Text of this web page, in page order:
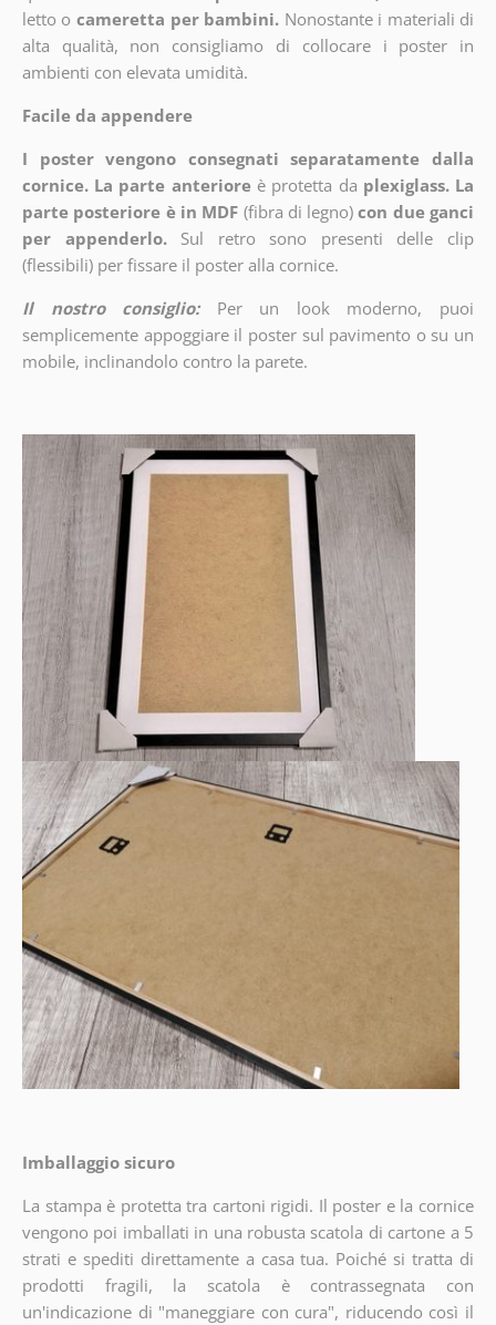
letto o cameretta per bambini. Nonostante i materiali di
alta qualità, non consigliamo di collocare i poster in
ambienti con elevata umidità.
Facile da appendere
I poster vengono consegnati separatamente dalla
cornice. La parte anteriore è protetta da plexiglass. La
parte posteriore è in MDF (fibra di legno) con due ganci
per appenderlo.
Sul retro sono presenti delle clip
(flessibili) per fissare il poster alla cornice.
Il nostro consiglio:
Per un look moderno, puoi
semplicemente appoggiare il poster sul pavimento o su un
mobile, inclinandolo contro la parete.
Imballaggio sicuro
La stampa è protetta tra cartoni rigidi. Il poster e la cornice
vengono poi imballati in una robusta scatola di cartone a 5
strati e spediti direttamente a casa tua. Poiché si tratta di
prodotti fragili, la scatola è contrassegnata con
un'indicazione di "maneggiare con cura", riducendo così il